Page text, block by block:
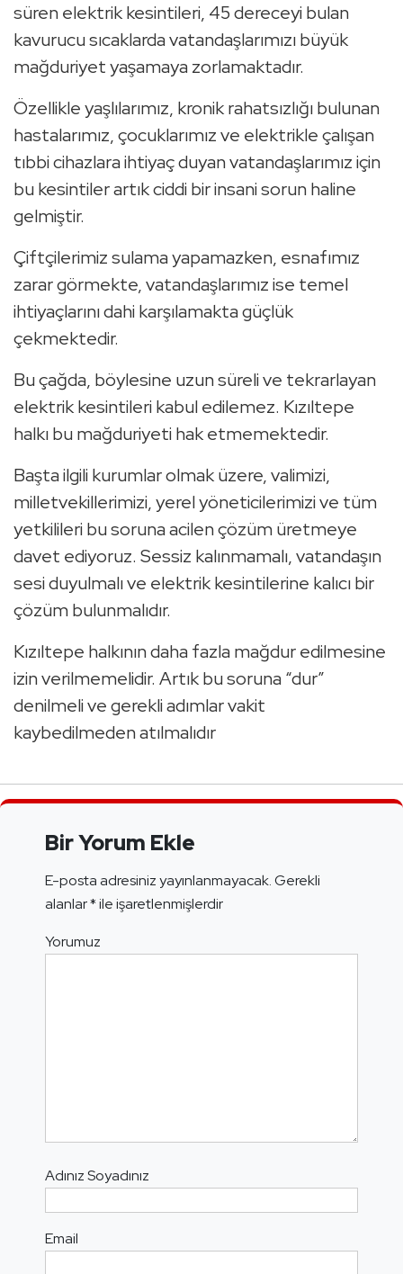
süren elektrik kesintileri, 45 dereceyi bulan
kavurucu sıcaklarda vatandaşlarımızı büyük
mağduriyet yaşamaya zorlamaktadır.
Özellikle yaşlılarımız, kronik rahatsızlığı bulunan
hastalarımız, çocuklarımız ve elektrikle çalışan
tıbbi cihazlara ihtiyaç duyan vatandaşlarımız için
bu kesintiler artık ciddi bir insani sorun haline
gelmiştir.
Çiftçilerimiz sulama yapamazken, esnafımız
zarar görmekte, vatandaşlarımız ise temel
ihtiyaçlarını dahi karşılamakta güçlük
çekmektedir.
Bu çağda, böylesine uzun süreli ve tekrarlayan
elektrik kesintileri kabul edilemez. Kızıltepe
halkı bu mağduriyeti hak etmemektedir.
Başta ilgili kurumlar olmak üzere, valimizi,
milletvekillerimizi, yerel yöneticilerimizi ve tüm
yetkilileri bu soruna acilen çözüm üretmeye
davet ediyoruz. Sessiz kalınmamalı, vatandaşın
sesi duyulmalı ve elektrik kesintilerine kalıcı bir
çözüm bulunmalıdır.
Kızıltepe halkının daha fazla mağdur edilmesine
izin verilmemelidir. Artık bu soruna “dur”
denilmeli ve gerekli adımlar vakit
kaybedilmeden atılmalıdır
Bir Yorum Ekle
E-posta adresiniz yayınlanmayacak.Gerekli
alanlar*ile işaretlenmişlerdir
Yorumuz
Adınız Soyadınız
Email